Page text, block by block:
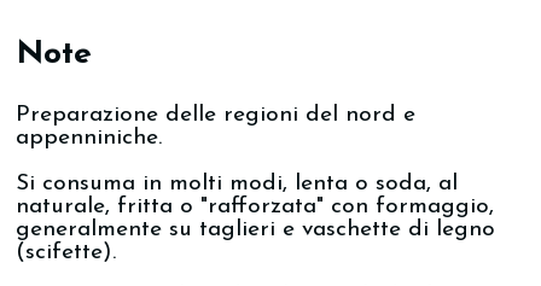
Note
Preparazione delle regioni del nord e
appenniniche.
Si consuma in molti modi, lenta o soda, al
naturale, fritta o "rafforzata" con formaggio,
generalmente su taglieri e vaschette di legno
(scifette).